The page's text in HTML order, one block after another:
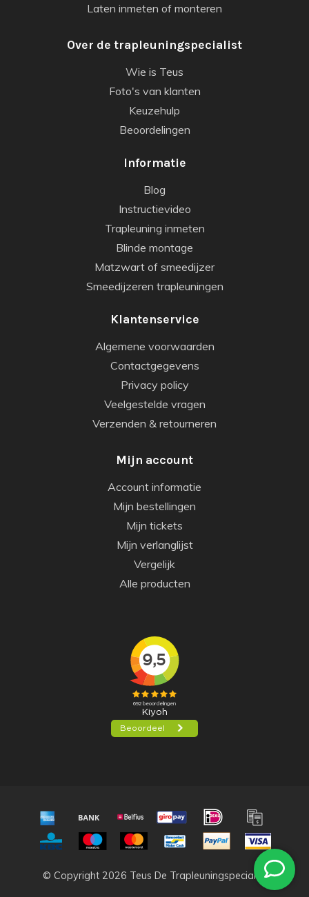
Laten inmeten of monteren
Over de trapleuningspecialist
Wie is Teus
Foto's van klanten
Keuzehulp
Beoordelingen
Informatie
Blog
Instructievideo
Trapleuning inmeten
Blinde montage
Matzwart of smeedijzer
Smeedijzeren trapleuningen
Klantenservice
Algemene voorwaarden
Contactgegevens
Privacy policy
Veelgestelde vragen
Verzenden & retourneren
Mijn account
Account informatie
Mijn bestellingen
Mijn tickets
Mijn verlanglijst
Vergelijk
Alle producten
© Copyright 2026 Teus De Trapleuningspecialist